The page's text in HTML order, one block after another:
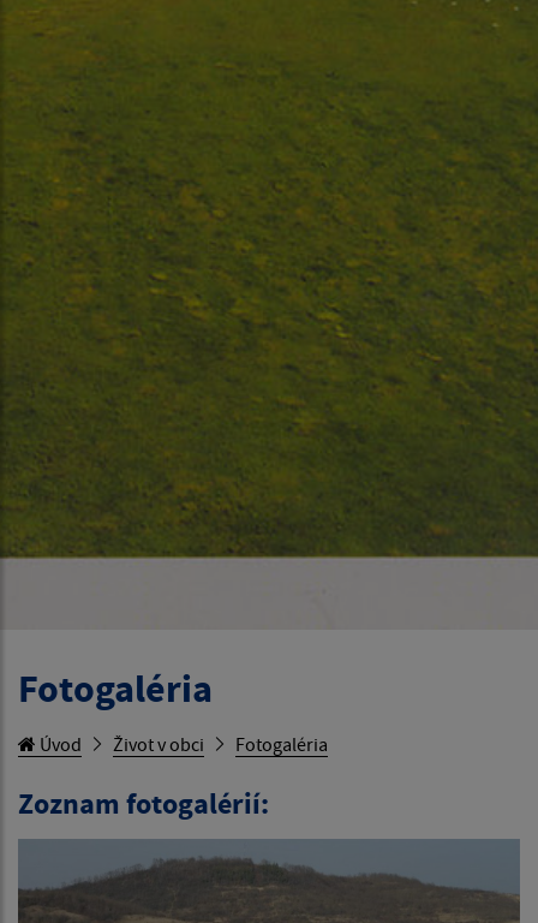
Fotogaléria
Úvod Život v obci Fotogaléria
Zoznam fotogalérií: